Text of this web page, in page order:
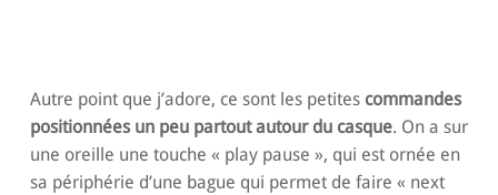
Autre point que j’adore, ce sont les petites commandes
positionnées un peu partout autour du casque. On a sur
une oreille une touche « play pause », qui est ornée en
sa périphérie d’une bague qui permet de faire « next